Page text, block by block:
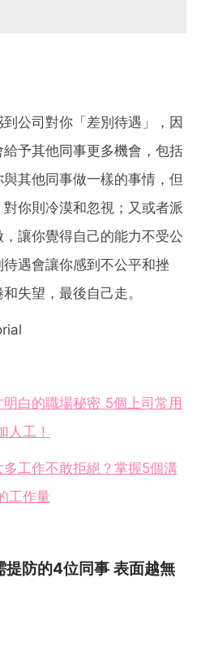
公司對你「差別待遇」，因
予其他同事更多機會，包括
其他同事做一樣的事情，但
你則冷漠和忽視；又或者派
讓你覺得自己的能力不受公
遇會讓你感到不公平和挫
失望，最後自己走。
明白的職場秘密 5個上司常用
人工！
多工作不敢拒絕？掌握5個溝
工作量
提防的4位同事 表面越無